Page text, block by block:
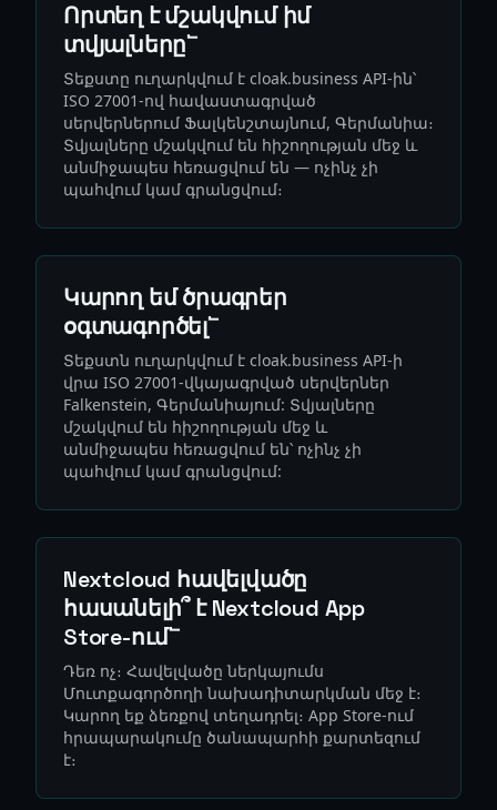
Որտեղ է մշակվում իմ
տվյալները՟
Տեքստը ուղարկվում է cloak.business API-ին՝
ISO 27001-ով հավաստագրված
սերվերներում Ֆալկենշտայնում, Գերմանիա։
Տվյալները մշակվում են հիշողության մեջ և
անմիջապես հեռացվում են — ոչինչ չի
պահվում կամ գրանցվում։
Կարող եմ ծրագրեր
օգտագործել՟
Տեքստն ուղարկվում է cloak.business API-ի
վրա ISO 27001-վկայագրված սերվերներ
Falkenstein, Գերմանիայում: Տվյալները
մշակվում են հիշողության մեջ և
անմիջապես հեռացվում են՝ ոչինչ չի
պահվում կամ գրանցվում:
Nextcloud հավելվածը
հասանելի՞ է Nextcloud App
Store-ում՟
Դեռ ոչ։ Հավելվածը ներկայումս
Մուտքագործողի նախադիտարկման մեջ է։
Կարող եք ձեռքով տեղադրել։ App Store-ում
հրապարակումը ծանապարհի քարտեզում
է։